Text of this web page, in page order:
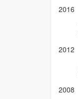
2016
2012
2008